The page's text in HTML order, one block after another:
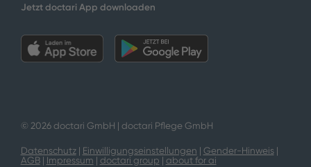
Jetzt doctari App downloaden
© 2026 doctari GmbH | doctari Pflege GmbH
Datenschutz| Einwilligungseinstellungen Gender-Hinweis|
AGB| Impressum doctari group about for ai